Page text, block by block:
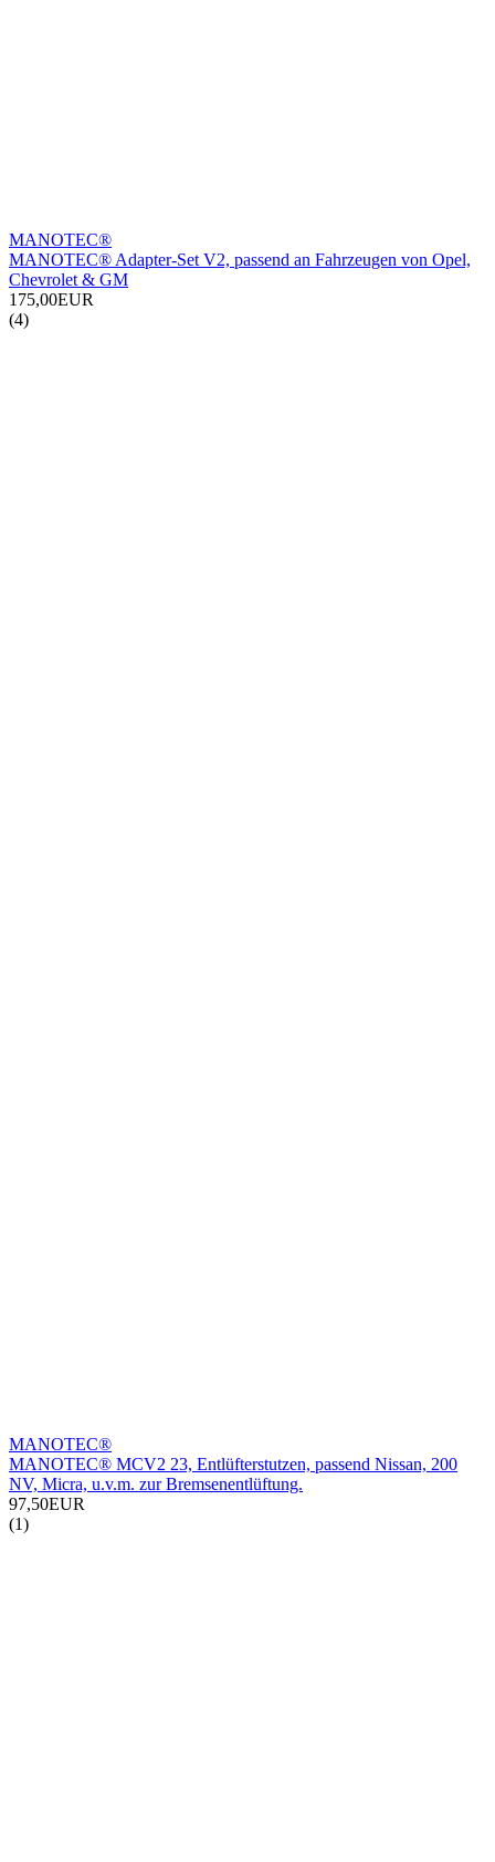
MANOTEC®
MANOTEC® Adapter-Set V2, passend an Fahrzeugen von Opel,
Chevrolet & GM
175,00EUR
(4)
MANOTEC®
MANOTEC® MCV2 23, Entlüfterstutzen, passend Nissan, 200
NV, Micra, u.v.m. zur Bremsenentlüftung.
97,50EUR
(1)